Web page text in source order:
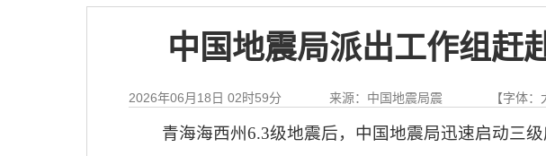
中国地震局派出工作组赶
2026年06月18日 02时59分 来源：中国地震局震 【字体：
青海海西州6.3级地震后，中国地震局迅速启动三